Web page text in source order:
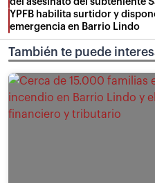
YPFB habilita surtidor y
emergencia en Barrio Lindo
También te puede